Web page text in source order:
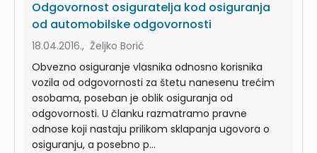
Odgovornost osiguratelja kod osiguranja
od automobilske odgovornosti
18.04.2016., Željko Borić
Obvezno osiguranje vlasnika odnosno korisnika
vozila od odgovornosti za štetu nanesenu trećim
osobama, poseban je oblik osiguranja od
odgovornosti. U članku razmatramo pravne
odnose koji nastaju prilikom sklapanja ugovora o
osiguranju, a posebno p...